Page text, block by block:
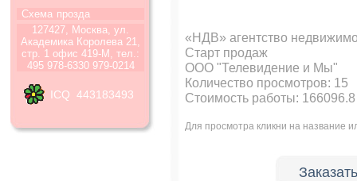
Схема прозда
127427, Москва, ул.
Академика Королева 21,
стр. 1 офис 419-М, тел.:
495 978-6330 979-0214
ICQ 443183493
«НДВ» агентство
Старт продаж
ООО "Телевидение и Мы"
Количество просмотров: 15
Стоимость работы:
Для просмотра кликни на название